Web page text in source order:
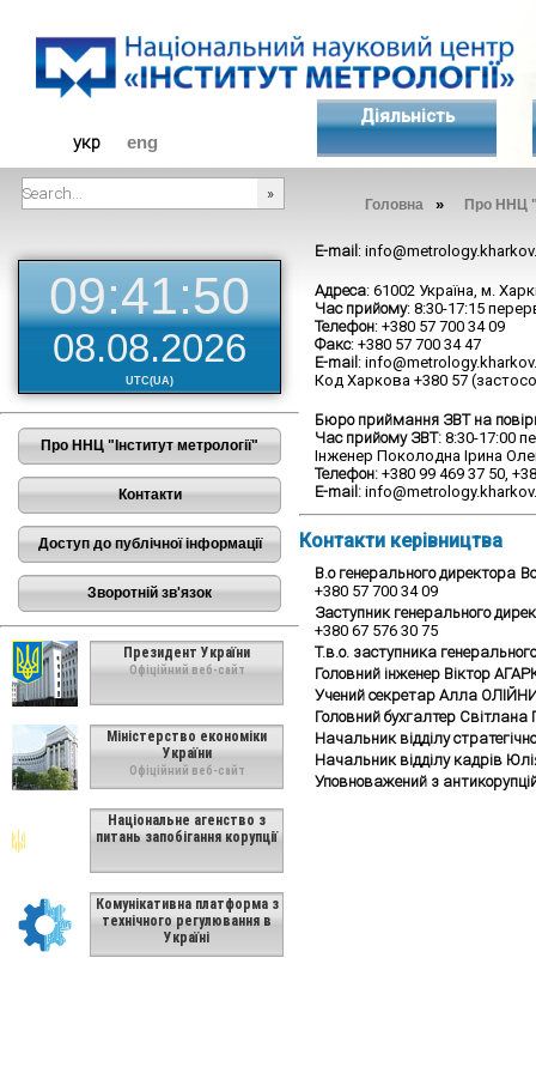
укр eng
Діяльність
Головна » Про ННЦ
09:41:50
08.08.2026
UTC(UA)
Про ННЦ "Інститут метрології"
Контакти
Доступ до публічної інформації
Зворотній зв'язок
Президент України
Офіційний веб-сайт
Міністерство економіки
України
Офіційний веб-сайт
Національне агенство з
питань запобігання корупції
Комунікативна платформа з
технічного регулювання в
Україні
E-mail :
Адреса: 61002 Україна, м.
Час прийому: 8:30-17:15
Телефон: +380 57 700 34 09
Факс: +380 57 700 34 47
E-mail :
Код Харкова +380 57
Бюро приймання ЗВТ на
Час прийому ЗВТ: 8:30-17:00
Інженер Поколодна Ірина
Телефон: +380 99 469 37 50,
E-mail:
Контакти керівництва
В.о генерального директора
+380 57 700 34 09
Заступник генерального
+380 67 576 30 75
Т.в.о. заступника
Головний інженер Віктор
Учений секретар Алла
Головний бухгалтер Світлана
Начальник відділу
Начальник відділу кадрів
Уповноважений з